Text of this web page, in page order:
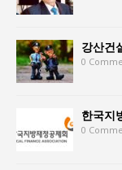
강산건
0
한국지
0